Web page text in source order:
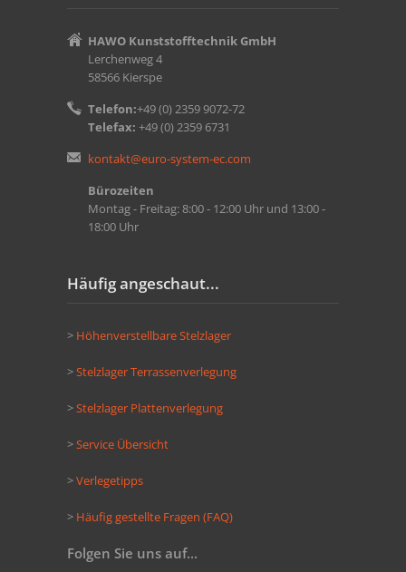
HAWO Kunststofftechnik GmbH
Lerchenweg 4
58566 Kierspe
Telefon:+49 (0) 2359 9072-72
Telefax: +49 (0) 2359 6731
kontakt@euro-system-ec.com
Bürozeiten
Montag - Freitag: 8:00 - 12:00 Uhr und 13:00 -
18:00 Uhr
Häufig angeschaut...
> Höhenverstellbare Stelzlager
>Stelzlager Terrassenverlegung
>Stelzlager Plattenverlegung
>Service Übersicht
>Verlegetipps
> Häufig gestellte Fragen (FAQ)
Folgen Sie uns auf...